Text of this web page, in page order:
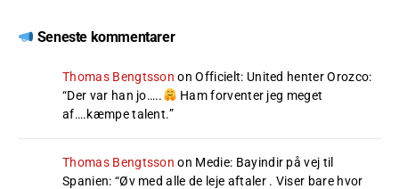
Seneste kommentarer
Thomas Bengtsson onOfficielt: United henter Orozco:
“Der var han jo…..
Ham forventer jeg meget
af….kæmpe talent.”
Thomas Bengtsson on Medie: Bayindir på vej til
Spanien: “Øv med alle de leje aftaler . Viser bare hvor